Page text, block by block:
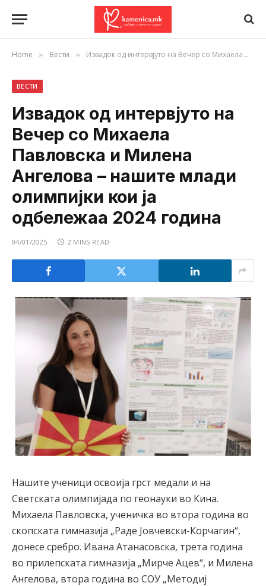
Home » Вести » Извадок од интервјуто на Вечер со Михаела Павловска и Милена Ангелова – нашите млади олимпијки кои ја одбележаа 2024 година
ВЕСТИ
Извадок од интервјуто на
Вечер со Михаела
Павловска и Милена
Ангелова – нашите млади
олимпијки кои ја
одбележаа 2024 година
04/01/2025 2 MINS READ
Нашите ученици освоија грст медали и на
Светската олимпијада по геонауки во Кина.
Михаела Павловска, ученичка во втора година во
скопската гимназија „Раде Јовчевски-Корчагин“,
донесе сребро. Ивана Атанасовска, трета година
во прилепската гимназија „Мирче Ацев“, и Милена
Ангелова, втора година во СОУ „Методиј